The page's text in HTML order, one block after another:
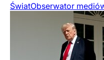
ŚwiatObserwator